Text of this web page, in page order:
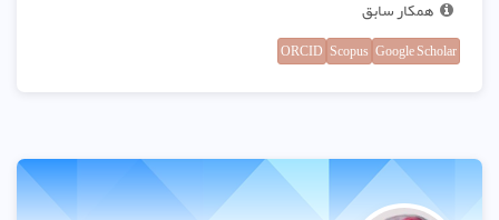
همکار سابق
Google Scholar
Scopus
ORCID